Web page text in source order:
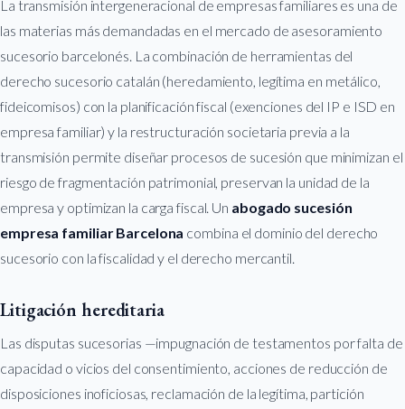
La transmisión intergeneracional de empresas familiares es una de
las materias más demandadas en el mercado de asesoramiento
sucesorio barcelonés. La combinación de herramientas del
derecho sucesorio catalán (heredamiento, legítima en metálico,
fideicomisos) con la planificación fiscal (exenciones del IP e ISD en
empresa familiar) y la restructuración societaria previa a la
transmisión permite diseñar procesos de sucesión que minimizan el
riesgo de fragmentación patrimonial, preservan la unidad de la
empresa y optimizan la carga fiscal. Un abogado sucesión
empresa familiar Barcelona combina el dominio del derecho
sucesorio con la fiscalidad y el derecho mercantil.
Litigación hereditaria
Las disputas sucesorias —impugnación de testamentos por falta de
capacidad o vicios del consentimiento, acciones de reducción de
disposiciones inoficiosas, reclamación de la legítima, partición